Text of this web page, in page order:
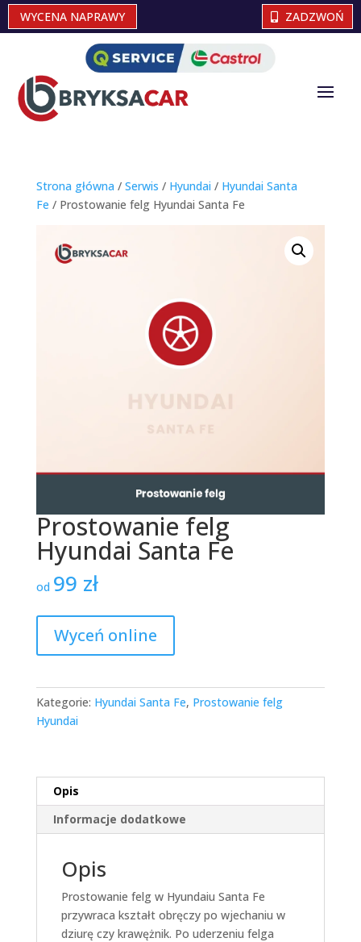
WYCENA NAPRAWY ZADZWOŃ
Strona główna / Serwis / Hyundai / Hyundai Santa
Fe / Prostowanie felg Hyundai Santa Fe
Prostowanie felg
Hyundai Santa Fe
od 99 zł
Wyceń online
Kategorie: Hyundai Santa Fe, Prostowanie felg
Hyundai
Opis
Informacje dodatkowe
Opis
Prostowanie felg w Hyundaiu Santa Fe
przywraca kształt obręczy po wjechaniu w
dziurę czy krawężnik. Po uderzeniu felga